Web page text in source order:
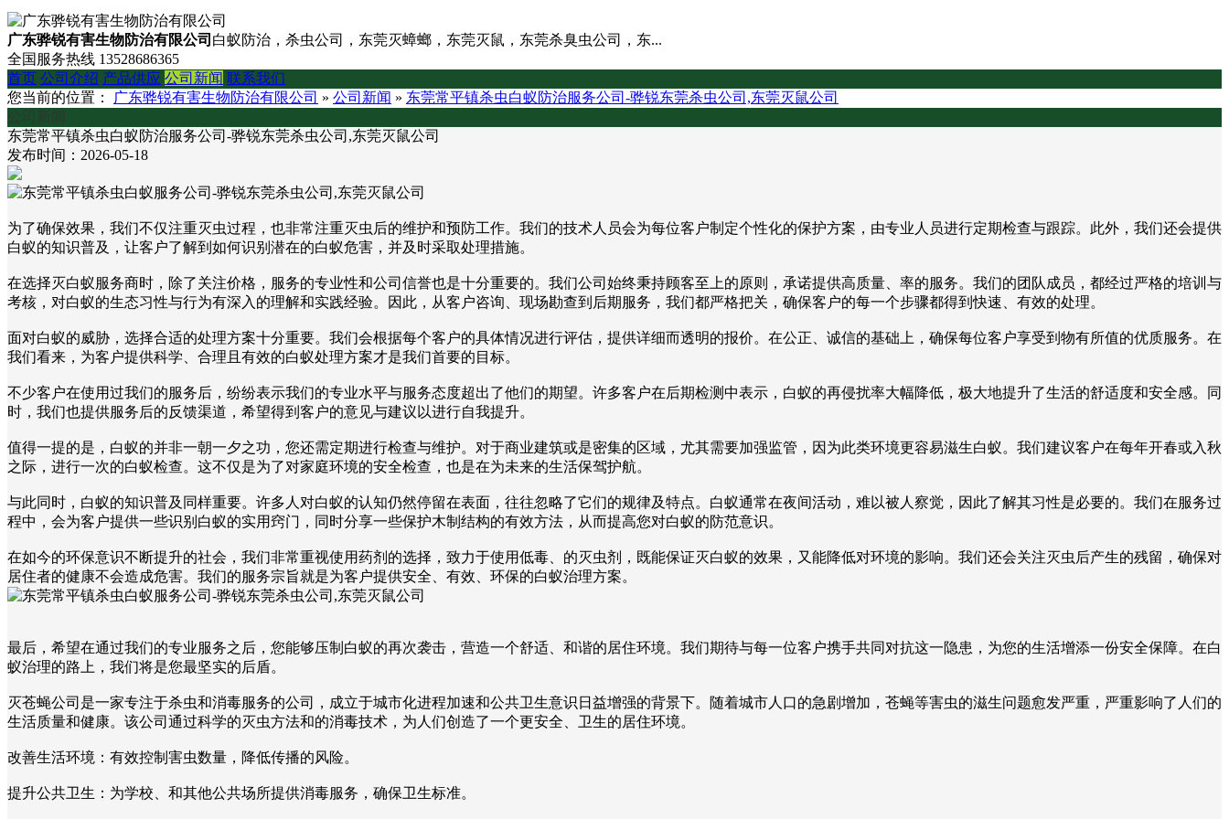
广东骅锐有害生物防治有限公司 白蚁防治，杀虫公司，东莞灭蟑螂，东莞灭鼠，东莞杀臭虫公司，东...
全国服务热线 13528686365
首页 公司介绍 产品供应 公司新闻 联系我们
您当前的位置：
广东骅锐有害生物防治有限公司 » 公司新闻 » 东莞常平镇杀虫白蚁防治服务公司-骅锐东莞杀虫公司,东莞灭鼠公司
公司新闻
东莞常平镇杀虫白蚁防治服务公司-骅锐东莞杀虫公司,东莞灭鼠公司
发布时间：2026-05-18
为了确保效果，我们不仅注重灭虫过程，也非常注重灭虫后的维护和预防工作。我们的技术人员会为每位客户制定个性化的保护方案，由专业人员进行定期检查与跟踪。此外，我们还会提供
白蚁的知识普及，让客户了解到如何识别潜在的白蚁危害，并及时采取处理措施。
在选择灭白蚁服务商时，除了关注价格，服务的专业性和公司信誉也是十分重要的。我们公司始终秉持顾客至上的原则，承诺提供高质量、率的服务。我们的团队成员，都经过严格的培训与
考核，对白蚁的生态习性与行为有深入的理解和实践经验。因此，从客户咨询、现场勘查到后期服务，我们都严格把关，确保客户的每一个步骤都得到快速、有效的处理。
面对白蚁的威胁，选择合适的处理方案十分重要。我们会根据每个客户的具体情况进行评估，提供详细而透明的报价。在公正、诚信的基础上，确保每位客户享受到物有所值的优质服务。在
我们看来，为客户提供科学、合理且有效的白蚁处理方案才是我们首要的目标。
不少客户在使用过我们的服务后，纷纷表示我们的专业水平与服务态度超出了他们的期望。许多客户在后期检测中表示，白蚁的再侵扰率大幅降低，极大地提升了生活的舒适度和安全感。同
时，我们也提供服务后的反馈渠道，希望得到客户的意见与建议以进行自我提升。
值得一提的是，白蚁的并非一朝一夕之功，您还需定期进行检查与维护。对于商业建筑或是密集的区域，尤其需要加强监管，因为此类环境更容易滋生白蚁。我们建议客户在每年开春或入秋
之际，进行一次的白蚁检查。这不仅是为了对家庭环境的安全检查，也是在为未来的生活保驾护航。
与此同时，白蚁的知识普及同样重要。许多人对白蚁的认知仍然停留在表面，往往忽略了它们的规律及特点。白蚁通常在夜间活动，难以被人察觉，因此了解其习性是必要的。我们在服务过
程中，会为客户提供一些识别白蚁的实用窍门，同时分享一些保护木制结构的有效方法，从而提高您对白蚁的防范意识。
在如今的环保意识不断提升的社会，我们非常重视使用药剂的选择，致力于使用低毒、的灭虫剂，既能保证灭白蚁的效果，又能降低对环境的影响。我们还会关注灭虫后产生的残留，确保对
居住者的健康不会造成危害。我们的服务宗旨就是为客户提供安全、有效、环保的白蚁治理方案。
最后，希望在通过我们的专业服务之后，您能够压制白蚁的再次袭击，营造一个舒适、和谐的居住环境。我们期待与每一位客户携手共同对抗这一隐患，为您的生活增添一份安全保障。在白
蚁治理的路上，我们将是您最坚实的后盾。
灭苍蝇公司是一家专注于杀虫和消毒服务的公司，成立于城市化进程加速和公共卫生意识日益增强的背景下。随着城市人口的急剧增加，苍蝇等害虫的滋生问题愈发严重，严重影响了人们的
生活质量和健康。该公司通过科学的灭虫方法和的消毒技术，为人们创造了一个更安全、卫生的居住环境。
改善生活环境：有效控制害虫数量，降低传播的风险。
提升公共卫生：为学校、和其他公共场所提供消毒服务，确保卫生标准。